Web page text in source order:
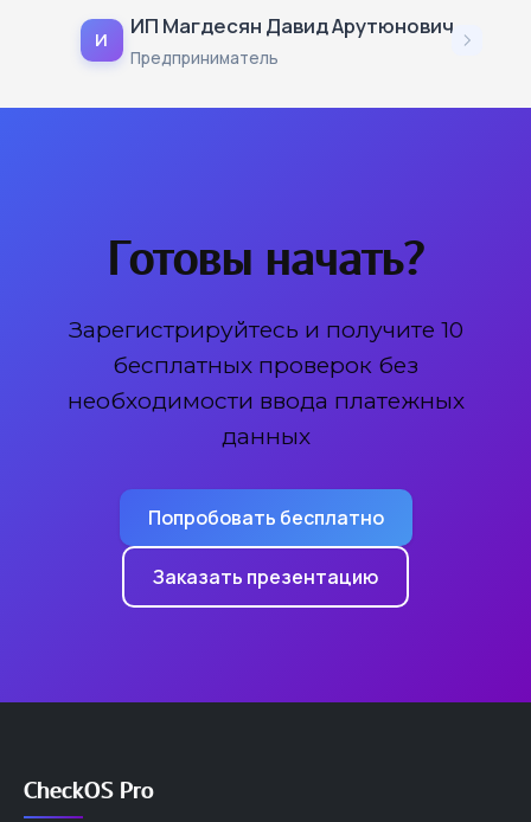
И
ИП Магдесян Давид Арутюнович
Предприниматель
Готовы начать?
Зарегистрируйтесь и получите 10
бесплатных проверок без
необходимости ввода платежных
данных
Попробовать бесплатно
Заказать презентацию
CheckOS Pro